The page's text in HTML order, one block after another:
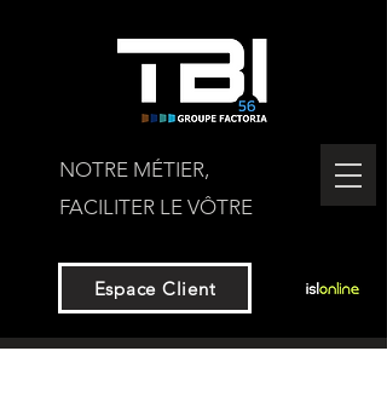
NOTRE MÉTIER,
FACILITER LE VÔTRE
Espace Client